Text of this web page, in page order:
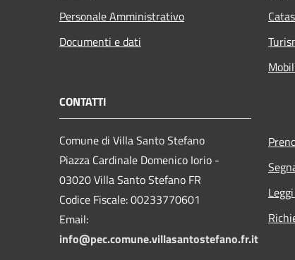
Personale Amministrativo
Documenti e dati
CONTATTI
Comune di Villa Santo Stefano
Piazza Cardinale Domenico Iorio -
03020 Villa Santo Stefano FR
Codice Fiscale: 00233770601
Email:
info@pec.comune.villasantostefano.fr.it